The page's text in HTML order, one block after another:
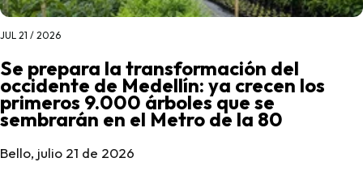
JUL 21 / 2026
Se prepara la transformación del
occidente de Medellín: ya crecen los
primeros 9.000 árboles que se
sembrarán en el Metro de la 80
Bello, julio 21 de 2026